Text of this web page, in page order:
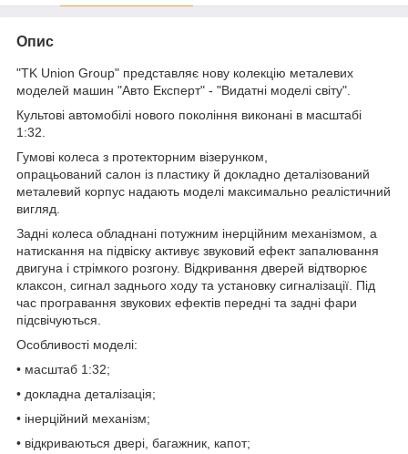
Опис
"TK Union Group" представляє нову колекцію металевих
моделей машин "Авто Експерт" - "Видатні моделі світу".
Культові автомобілі нового покоління виконані в масштабі
1:32.
Гумові колеса з протекторним візерунком,
опрацьований салон із пластику й докладно деталізований
металевий корпус надають моделі максимально реалістичний
вигляд.
Задні колеса обладнані потужним інерційним механізмом, а
натискання на підвіску активує звуковий ефект запалювання
двигуна і стрімкого розгону. Відкривання дверей відтворює
клаксон, сигнал заднього ходу та установку сигналізації. Під
час програвання звукових ефектів передні та задні фари
підсвічуються.
Особливості моделі:
• масштаб 1:32;
• докладна деталізація;
• інерційний механізм;
• відкриваються двері, багажник, капот;